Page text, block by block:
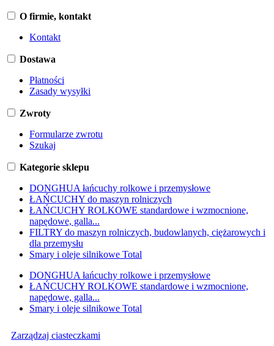
O firmie, kontakt
Kontakt
Dostawa
Płatności
Zasady wysyłki
Zwroty
Formularze zwrotu
Szukaj
Kategorie sklepu
DONGHUA łańcuchy rolkowe i przemysłowe
ŁAŃCUCHY do maszyn rolniczych
ŁAŃCUCHY ROLKOWE standardowe i wzmocnione,
napędowe, galla...
FILTRY do maszyn rolniczych, budowlanych, ciężarowych i
dla przemysłu
Smary i oleje silnikowe Total
DONGHUA łańcuchy rolkowe i przemysłowe
ŁAŃCUCHY ROLKOWE standardowe i wzmocnione,
napędowe, galla...
Smary i oleje silnikowe Total
Zarządzaj ciasteczkami